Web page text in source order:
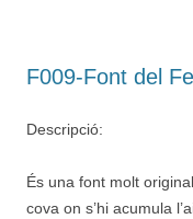
F009-Font del
Descripció:
És una font molt
cova on s’hi acumula